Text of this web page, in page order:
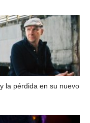
la pérdida en su nuevo